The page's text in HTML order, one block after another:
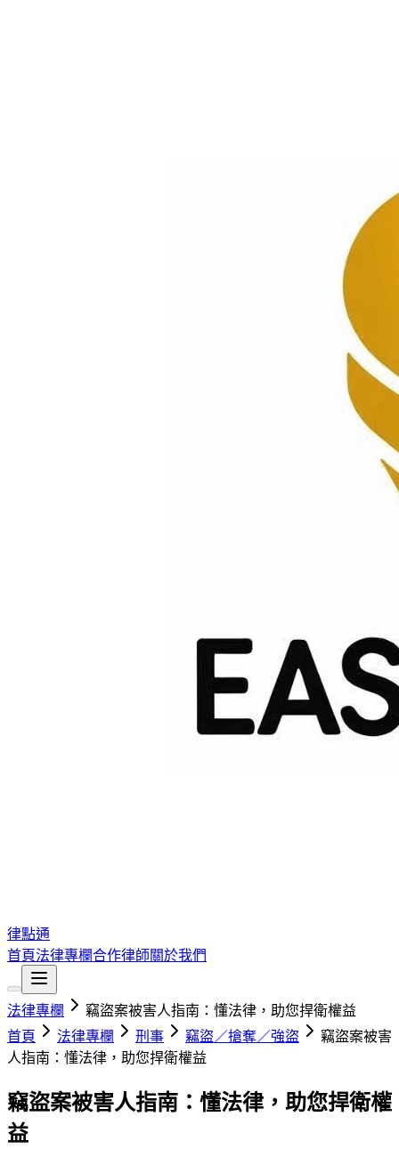
律點通
首頁法律專欄合作律師關於我們
法律專欄
竊盜案被害人指南：懂法律，助您捍衛權益
首頁
法律專欄 刑事 竊盜／搶奪／強盜
竊盜案被害
人指南：懂法律，助您捍衛權益
竊盜案被害人指南：懂法律，助您捍衛權
益